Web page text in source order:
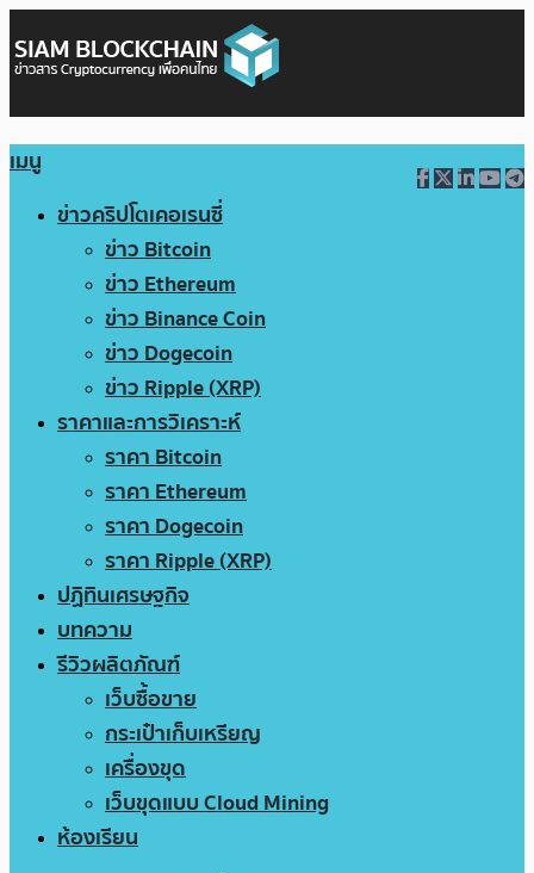
เมนู
ข่าวคริปโตเคอเรนซี่
ข่าว Bitcoin
ข่าว Ethereum
ข่าว Binance Coin
ข่าว Dogecoin
ข่าว Ripple (XRP)
ราคาและการวิเคราะห์
ราคา Bitcoin
ราคา Ethereum
ราคา Dogecoin
ราคา Ripple (XRP)
ปฏิทินเศรษฐกิจ
บทความ
รีวิวผลิตภัณฑ์
เว็บซื้อขาย
กระเป๋าเก็บเหรียญ
เครื่องขุด
เว็บขุดแบบ Cloud Mining
ห้องเรียน